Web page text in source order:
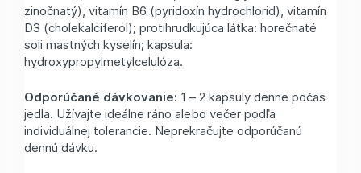
zinočnatý), vitamín B6 (pyridoxín hydrochlorid), vitamín
D3 (cholekalciferol); protihrudkujúca látka: horečnaté
soli mastných kyselín; kapsula:
hydroxypropylmetylcelulóza.
Odporúčané dávkovanie: 1 – 2 kapsuly denne počas
jedla. Užívajte ideálne ráno alebo večer podľa
individuálnej tolerancie. Neprekračujte odporúčanú
dennú dávku.